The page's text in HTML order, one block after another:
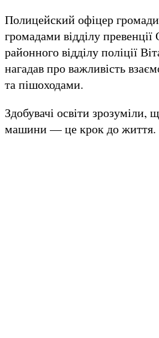
Полицейский офіцер громади
громадами відділу превенції
районного відділу поліції
нагадав про важливість
та пішоходами.
Здобувачі освіти
машини — це крок до життя.